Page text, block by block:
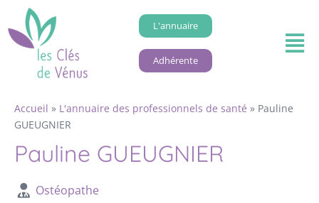
L'annuaire
Adhérente
Accueil » L'annuaire des professionnels de santé » Pauline
GUEUGNIER
Pauline GUEUGNIER
Ostéopathe